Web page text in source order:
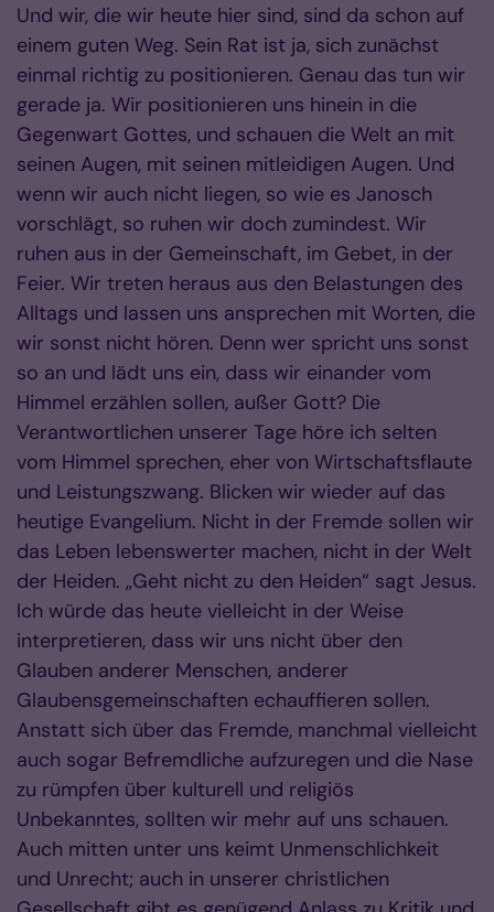
Und wir, die wir heute hier sind, sind da schon auf
einem guten Weg. Sein Rat ist ja, sich zunächst
einmal richtig zu positionieren. Genau das tun wir
gerade ja. Wir positionieren uns hinein in die
Gegenwart Gottes, und schauen die Welt an mit
seinen Augen, mit seinen mitleidigen Augen. Und
wenn wir auch nicht liegen, so wie es Janosch
vorschlägt, so ruhen wir doch zumindest. Wir
ruhen aus in der Gemeinschaft, im Gebet, in der
Feier. Wir treten heraus aus den Belastungen des
Alltags und lassen uns ansprechen mit Worten, die
wir sonst nicht hören. Denn wer spricht uns sonst
so an und lädt uns ein, dass wir einander vom
Himmel erzählen sollen, außer Gott? Die
Verantwortlichen unserer Tage höre ich selten
vom Himmel sprechen, eher von Wirtschaftsflaute
und Leistungszwang. Blicken wir wieder auf das
heutige Evangelium. Nicht in der Fremde sollen wir
das Leben lebenswerter machen, nicht in der Welt
der Heiden. „Geht nicht zu den Heiden“ sagt Jesus.
Ich würde das heute vielleicht in der Weise
interpretieren, dass wir uns nicht über den
Glauben anderer Menschen, anderer
Glaubensgemeinschaften echauffieren sollen.
Anstatt sich über das Fremde, manchmal vielleicht
auch sogar Befremdliche aufzuregen und die Nase
zu rümpfen über kulturell und religiös
Unbekanntes, sollten wir mehr auf uns schauen.
Auch mitten unter uns keimt Unmenschlichkeit
und Unrecht; auch in unserer christlichen